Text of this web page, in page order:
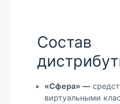
Состав
«Сфера» —
виртуальными